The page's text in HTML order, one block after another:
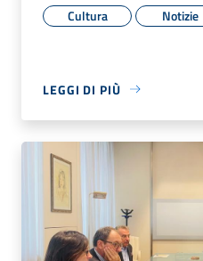
Cultura Notizie
LEGGI DI PIÙ